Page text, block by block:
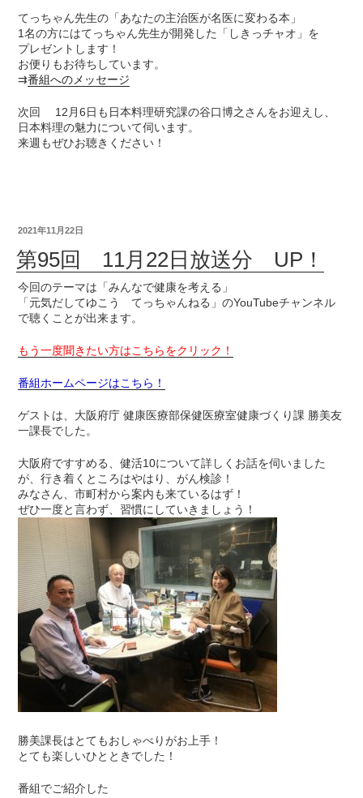
てっちゃん先生の「あなたの主治医が名医に変わる本」
1名の方にはてっちゃん先生が開発した「しきっチャオ」を
プレゼントします！
お便りもお待ちしています。
⇉番組へのメッセージ
次回 12月6日も日本料理研究課の谷口博之さんをお迎えし、
日本料理の魅力について伺います。
来週もぜひお聴きください！
2021年11月22日
第95回 11月22日放送分 UP！
今回のテーマは「みんなで健康を考える」
「元気だしてゆこう てっちゃんねる」のYouTubeチャンネル
で聴くことが出来ます。
もう一度聞きたい方はこちらをクリック！
番組ホームページはこちら！
ゲストは、大阪府庁 健康医療部保健医療室健康づくり課 勝美友
一課長でした。
大阪府ですすめる、健活10について詳しくお話を伺いました
が、行き着くところはやはり、がん検診！
みなさん、市町村から案内も来ているはず！
ぜひ一度と言わず、習慣にしていきましょう！
勝美課長はとてもおしゃべりがお上手！
とても楽しいひとときでした！
番組でご紹介した